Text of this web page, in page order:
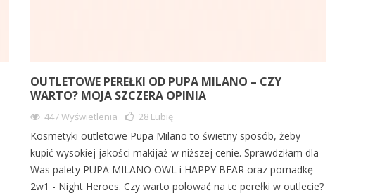
OUTLETOWE PEREŁKI OD PUPA MILANO – CZY
WARTO? MOJA SZCZERA OPINIA
447 Wyświetlenia 28 Lubię
Kosmetyki outletowe Pupa Milano to świetny sposób, żeby
kupić wysokiej jakości makijaż w niższej cenie. Sprawdziłam dla
Was palety PUPA MILANO OWL i HAPPY BEAR oraz pomadkę
2w1 - Night Heroes. Czy warto polować na te perełki w outlecie?